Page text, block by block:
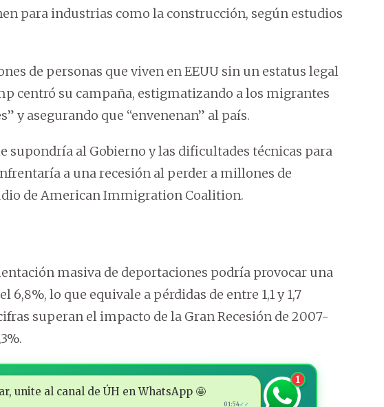
para industrias como la construcción, según estudios
de personas que viven en EEUU sin un estatus legal
centró su campaña, estigmatizando a los migrantes
y asegurando que “envenenan” al país.
supondría al Gobierno y las dificultades técnicas para
a una recesión al perder a millones de
de American Immigration Coalition.
masiva de deportaciones podría provocar una
6,8%, lo que equivale a pérdidas de entre 1,1 y 1,7
superan el impacto de la Gran Recesión de 2007-
unite al canal de ÚH en WhatsApp 🤩
01:54✓✓
1